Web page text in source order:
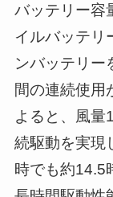
バッテリー容
イルバッテリ
ンバッテリー
間の連続使用
よると、風量
続駆動を実現
時でも約14.5